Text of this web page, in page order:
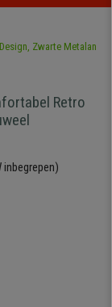
Retro
inbegrepen)